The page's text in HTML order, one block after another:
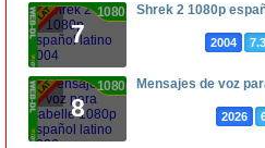
7
1080p Shrek 2 1080p
2004
8
1080p Mensajes de voz
2026